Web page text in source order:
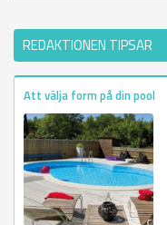
REDAKTIONEN TIPSAR
Att välja form på din pool